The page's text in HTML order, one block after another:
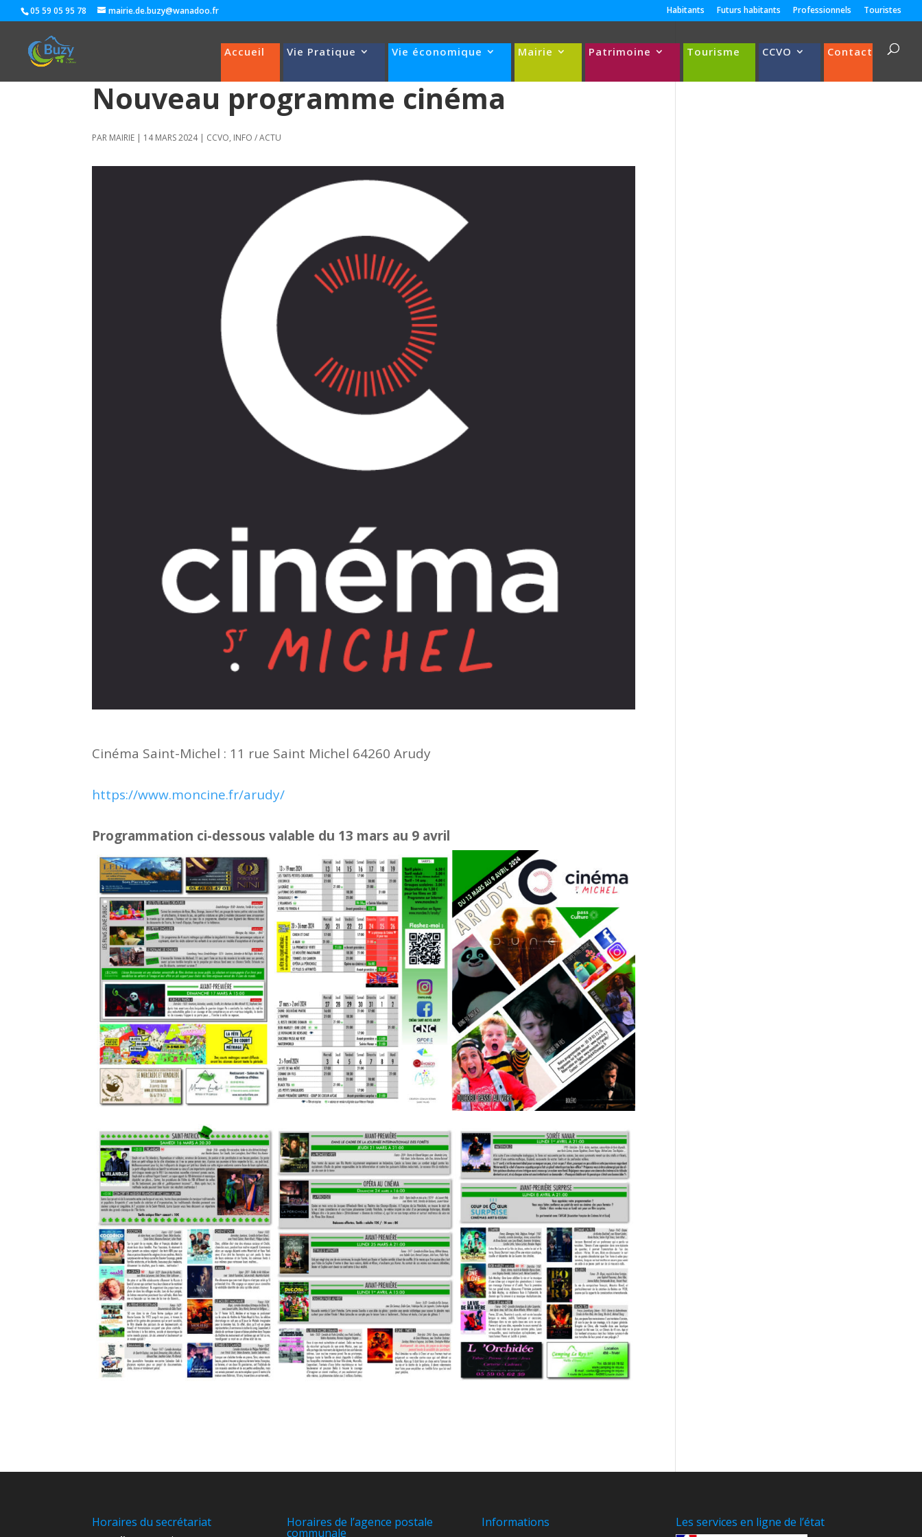
05 59 05 95 78 mairie.de.buzy@wanadoo.fr Habitants Futurs habitants Professionnels Touristes
Accueil Vie Pratique Vie économique Mairie Patrimoine Tourisme CCVO Contact
Nouveau programme cinéma
PAR MAIRIE | 14 MARS 2024| CCVO, INFO / ACTU
Cinéma Saint-Michel : 11 rue Saint Michel 64260 Arudy
https://www.moncine.fr/arudy/
Programmation ci-dessous valable du 13 mars au 9 avril
Horaires du secrétariat Horaires de l’agence postale
communale
Informations Les services en ligne de l’état